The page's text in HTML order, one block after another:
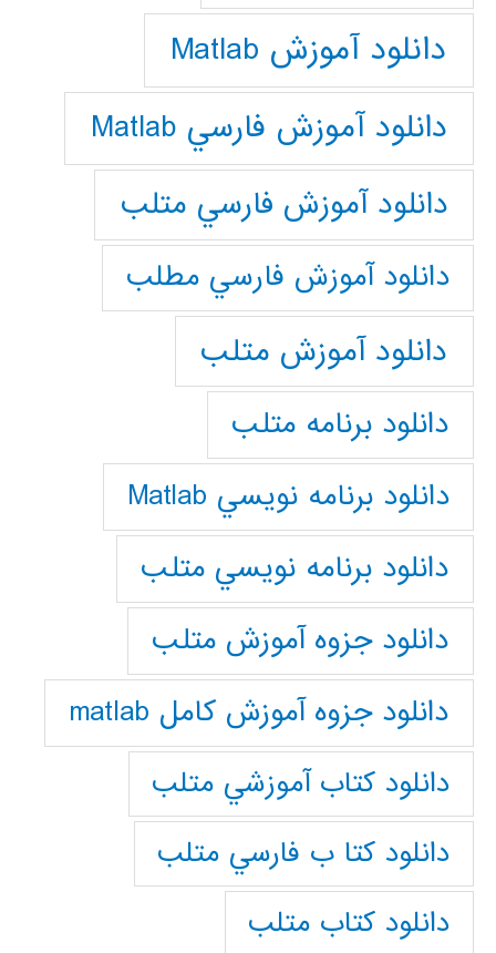
دانلود آموزش Matlab
دانلود آموزش فارسي Matlab
دانلود آموزش فارسي متلب
دانلود آموزش فارسي مطلب
دانلود آموزش متلب
دانلود برنامه متلب
دانلود برنامه نويسي Matlab
دانلود برنامه نويسي متلب
دانلود جزوه آموزش متلب
دانلود جزوه آموزش کامل matlab
دانلود كتاب آموزشي متلب
دانلود كتا ب فارسي متلب
دانلود كتاب متلب